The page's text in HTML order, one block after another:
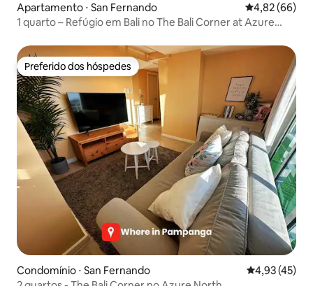
Apartamento ⋅ San Fernando 4,82 de uma
4,82 (66)
1 quarto – Refúgio em Bali no The Bali Corner at Azure
Preferido dos hóspedes
Preferido dos hóspedes
Condomínio ⋅ San Fernando 4,93 de uma
4,93 (45)